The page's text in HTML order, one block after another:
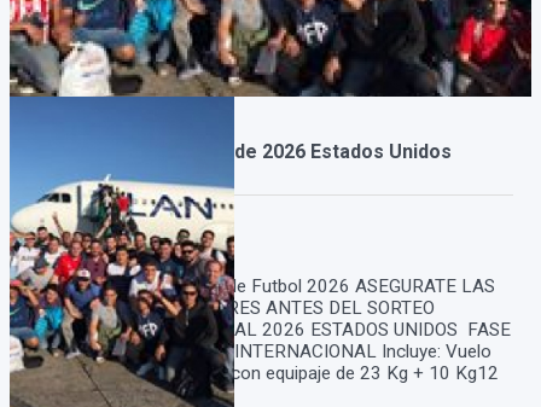
Paquete Viaje Mundial de 2026 Estados Unidos
Duración:
7Días6Noches
Paquete Viaje al mundial de Futbol 2026 ASEGURATE LAS
ENTRADAS Y LOS LUGARES ANTES DEL SORTEO
PREVENTA PACK MUNDIAL 2026 ESTADOS UNIDOS FASE
DE GRUPOS CON VUELO INTERNACIONAL Incluye: Vuelo
internacional ida y vuelta, con equipaje de 23 Kg + 10 Kg12
noches de alo...